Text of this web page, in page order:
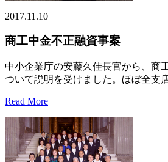
2017.11.10
商工中金不正融資事案
中小企業庁の安藤久佳長官から、商
ついて説明を受けました。ほぼ全支
Read More